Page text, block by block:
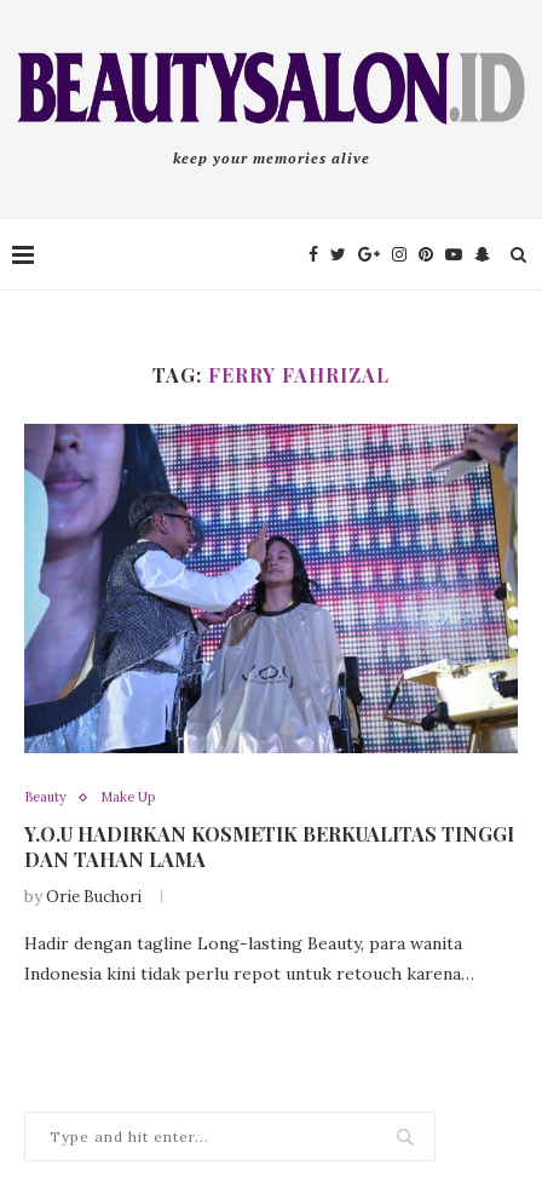
keep your memories alive
TAG: FERRY FAHRIZAL
Beauty Make Up
Y.O.U HADIRKAN KOSMETIK BERKUALITAS TINGGI
DAN TAHAN LAMA
byOrie Buchori
Hadir dengan tagline Long-lasting Beauty, para wanita
Indonesia kini tidak perlu repot untuk retouch karena…